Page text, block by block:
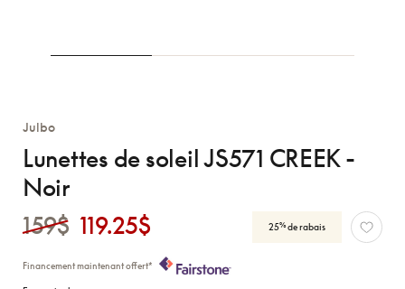
Julbo
Lunettes de soleil JS571 CREEK -
Noir
159$ 119.25$ 25% de rabais
Financement maintenant offert*